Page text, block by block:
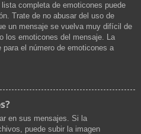
completa de emoticones puede
Trate de no abusar del uso de
un mensaje se vuelva muy difícil de
los emoticones del mensaje. La
el número de emoticones a
en sus mensajes. Si la
puede subir la imagen